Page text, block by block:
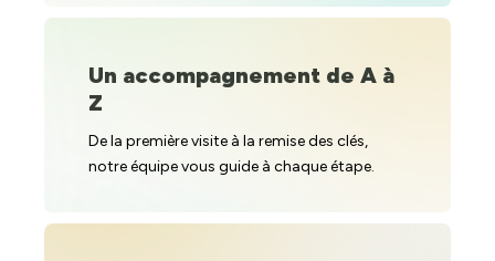
Un accompagnement de A à
Z
De la première visite à la remise des clés,
notre équipe vous guide à chaque étape.